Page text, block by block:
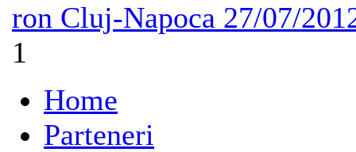
ron Cluj-Napoca 27/07/
1
Home
Parteneri